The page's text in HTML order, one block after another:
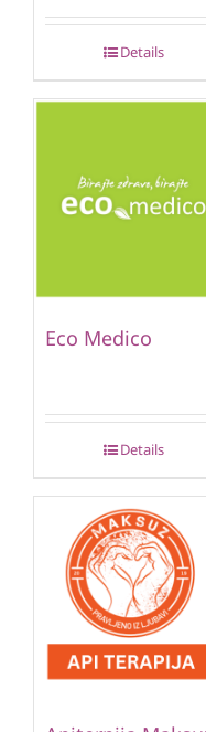
Details
Eco Medico
Details